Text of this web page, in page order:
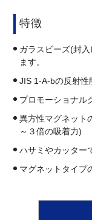
特徴
ガラスビーズ(封
ます。
JIS 1-A-bの反射性
プロモーショナル
異方性マグネット
～３倍の吸着力)
ハサミやカッター
マグネットタイプ